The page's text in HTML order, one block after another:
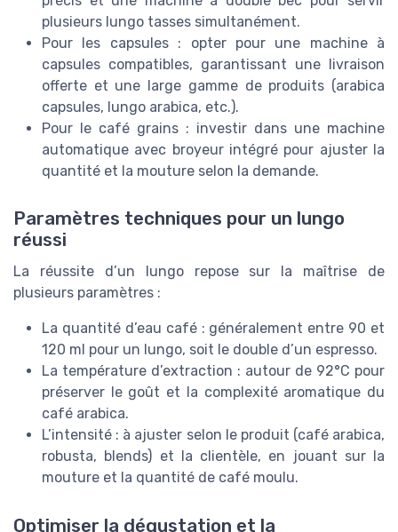
plusieurs lungo tasses simultanément.
Pour les capsules : opter pour une machine à
capsules compatibles, garantissant une livraison
offerte et une large gamme de produits (arabica
capsules, lungo arabica, etc.).
Pour le café grains : investir dans une machine
automatique avec broyeur intégré pour ajuster la
quantité et la mouture selon la demande.
Paramètres techniques pour un lungo
réussi
La réussite d’un lungo repose sur la maîtrise de
plusieurs paramètres :
La quantité d’eau café : généralement entre 90 et
120 ml pour un lungo, soit le double d’un espresso.
La température d’extraction : autour de 92°C pour
préserver le goût et la complexité aromatique du
café arabica.
L’intensité : à ajuster selon le produit (café arabica,
robusta, blends) et la clientèle, en jouant sur la
mouture et la quantité de café moulu.
Optimiser la dégustation et la